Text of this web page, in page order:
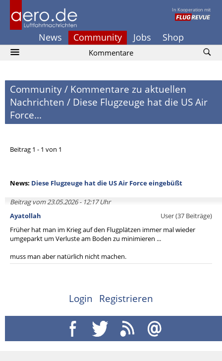
In Kooperation mit
News Community Jobs Shop
Kommentare
Community/ Kommentare zu aktuellen
Nachrichten / Diese Flugzeuge hat die US Air
Force...
Beitrag 1 - 1 von 1
News: Diese Flugzeuge hat die US Air Force eingebüßt
Beitrag vom 23.05.2026 - 12:17 Uhr
Ayatollah
User (37 Beiträge)
Früher hat man im Krieg auf den Flugplätzen immer mal wieder
umgeparkt um Verluste am Boden zu minimieren ...
muss man aber natürlich nicht machen.
Login Registrieren